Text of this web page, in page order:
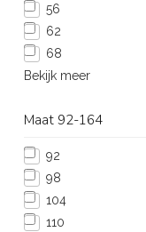
56
62
68
Bekijk meer
Maat 92-164
92
98
104
110